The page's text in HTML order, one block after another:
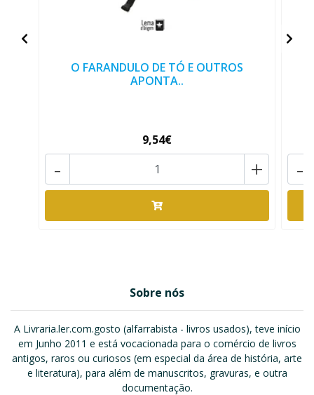
O FARANDULO DE TÓ E OUTROS
APONTA..
9,54€
+
- -
Sobre nós
A Livraria.ler.com.gosto (alfarrabista - livros usados), teve início
em Junho 2011 e está vocacionada para o comércio de livros
antigos, raros ou curiosos (em especial da área de história, arte
e literatura), para além de manuscritos, gravuras, e outra
documentação.